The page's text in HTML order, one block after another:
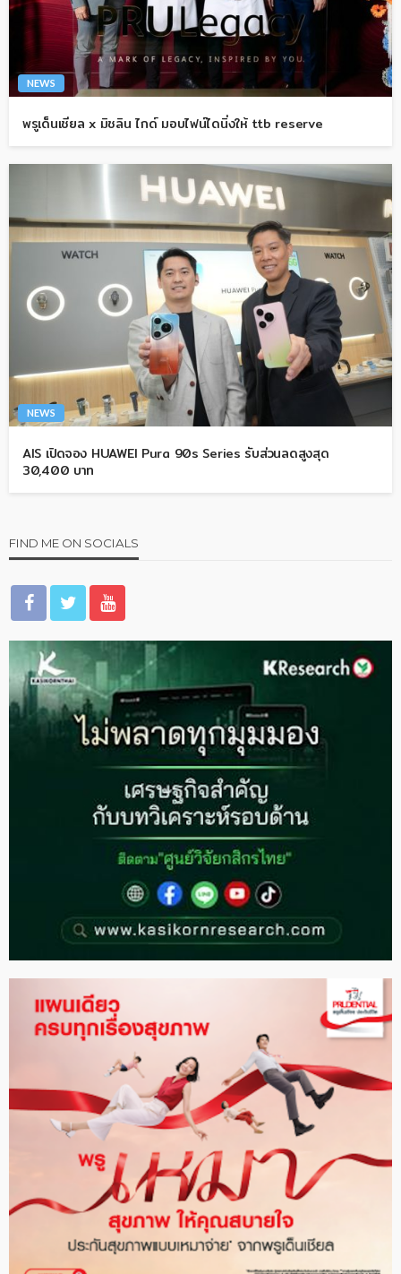
NEWS
พรูเด็นเชียล x มิชลิน ไกด์ มอบไฟน์ไดนิ่งให้ ttb reserve
NEWS
AIS เปิดจอง HUAWEI Pura 90s Series รับส่วนลดสูงสุด
30,400 บาท
FIND ME ON SOCIALS